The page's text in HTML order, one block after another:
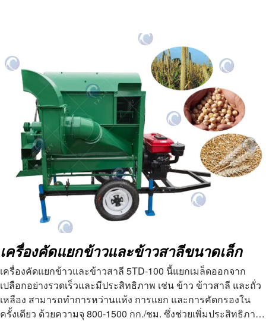
เครื่องคัดแยกข้าวและข้าวสาลีขนาดเล็ก
เครื่องคัดแยกข้าวและข้าวสาลี 5TD-100 นี้แยกเมล็ดออกจาก
เปลือกอย่างรวดเร็วและมีประสิทธิภาพ เช่น ข้าว ข้าวสาลี และถั่ว
เหลือง สามารถทำการหว่านแห้ง การแยก และการคัดกรองใน
ครั้งเดียว ด้วยความจุ 800-1500 กก./ชม. ซึ่งช่วยเพิ่มประสิทธิภาพ